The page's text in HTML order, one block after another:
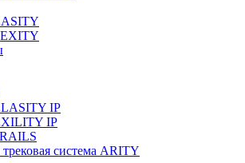
IP
IP
система ARITY